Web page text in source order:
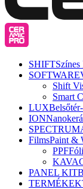
SHIFTSzínes
SOFTWARE
Shift
Smart
LUX
ION
SPECTRUM
FilmsPaint &
PPF
PANEL KIT
TERMÉKEK